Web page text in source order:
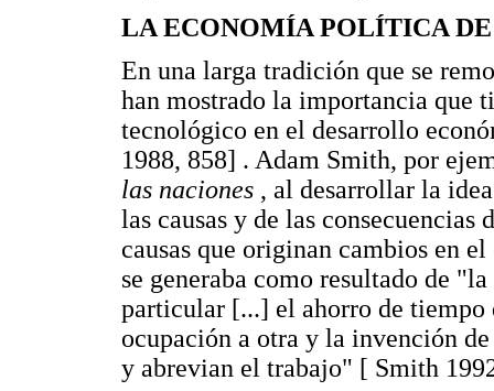
LA ECONOMÍA POLÍTICA
En una larga tradición que se
han mostrado la importancia que
tecnológico en el desarrollo
1988, 858] . Adam Smith, por
las naciones , al desarrollar la
las causas y de las
causas que originan cambios en
se generaba como resultado de
particular [...] el ahorro de tiempo
ocupación a otra y la invención
y abrevian el trabajo" [ Smith